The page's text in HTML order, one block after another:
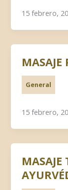
15 febrero,
MASAJE
General
15 febrero,